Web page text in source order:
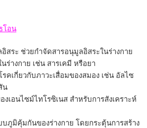
โอน
สระ ช่วยกำจัดสารอนุมูลอิสระในร่างกาย
ร่างกาย เช่น สารเคมี หรือยา
คเกี่ยวกับภาวะเสื่อมของสมอง เช่น อัลไซ
น
งเอนไซม์ไทโรซิเนส สำหรับการสังเคราะห์
บภูมิคุ้มกันของร่างกาย โดยกระตุ้นการสร้าง